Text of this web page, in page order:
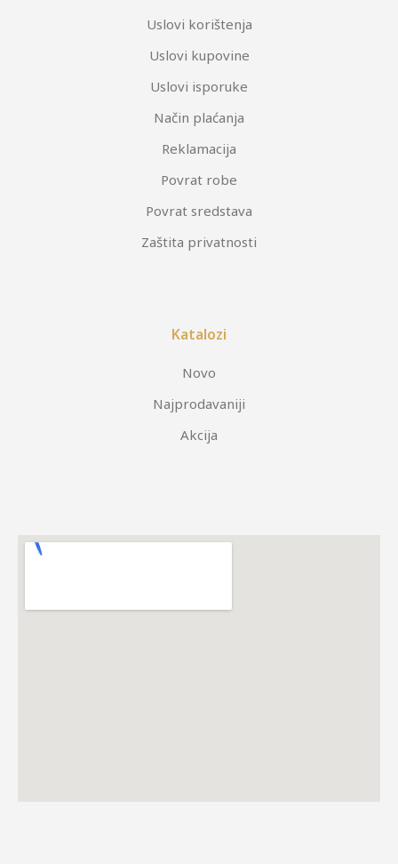
Uslovi korištenja
Uslovi kupovine
Uslovi isporuke
Način plaćanja
Reklamacija
Povrat robe
Povrat sredstava
Zaštita privatnosti
Katalozi
Novo
Najprodavaniji
Akcija